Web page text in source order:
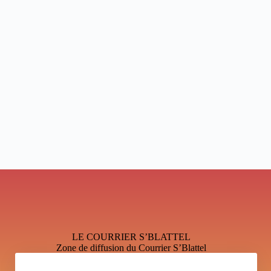
LE COURRIER S’BLATTEL
Zone de diffusion du Courrier S’Blattel